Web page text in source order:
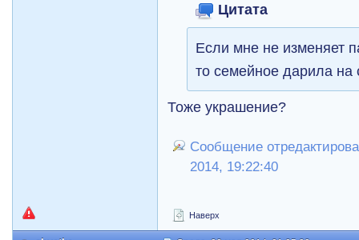
Цитата
Если мне не изменяет
то семейное дарила на
Тоже украшение?
Сообщение
2014, 19:22:40
Наверх